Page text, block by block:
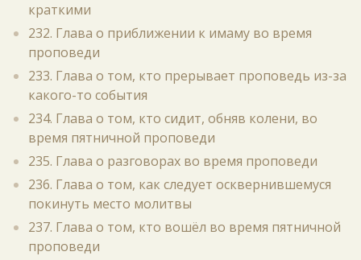
краткими
232. Глава о приближении к имаму во время
проповеди
233. Глава о том, кто прерывает проповедь из-за
какого-то события
234. Глава о том, кто сидит, обняв колени, во
время пятничной проповеди
235. Глава о разговорах во время проповеди
236. Глава о том, как следует осквернившемуся
покинуть место молитвы
237. Глава о том, кто вошёл во время пятничной
проповеди